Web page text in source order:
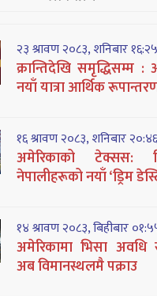
२३ श्रावण २०८३, शनिबार १६:२५
क्रान्तिदेखि समृद्धिसम्म
नयाँ यात्रा आर्थिक
१६ श्रावण २०८३, शनिबार २०:४६
अमेरिकाको टेक्सस:
नेपालीहरूको नयाँ ‘ड्रिम
१४ श्रावण २०८३, बिहीबार
अमेरिकामा भिसा
अब विमानस्थलमै पक्राउ